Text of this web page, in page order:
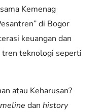
Kemenag
di Bogor
keuangan dan
teknologi seperti
atau Keharusan?
dan history